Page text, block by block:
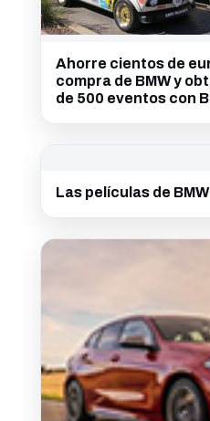
Ahorre cientos de
compra de BMW y
de 500 eventos con
Las películas de